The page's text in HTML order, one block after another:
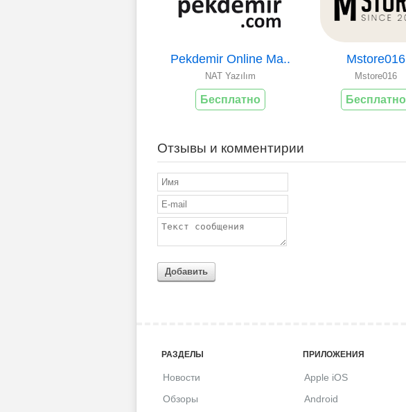
Pekdemir Online Ma..
NAT Yazılım
Бесплатно
Mstore016
Mstore016
Бесплатно
Отзывы и комментирии
Добавить
РАЗДЕЛЫ
Новости
Обзоры
ПРИЛОЖЕНИЯ
Apple iOS
Android